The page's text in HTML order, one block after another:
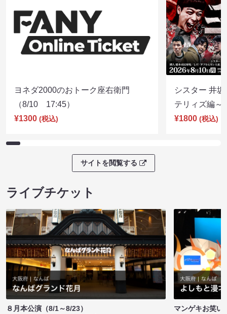
ヨネダ2000のおトーク座右衛門
（8/10 17:45）
¥1300 (税込)
シスター 井
テリィズ編
¥1800 (税込)
サイトを閲覧する
ライブチケット
８月本公演（8/1～8/23）
マンゲキお笑い